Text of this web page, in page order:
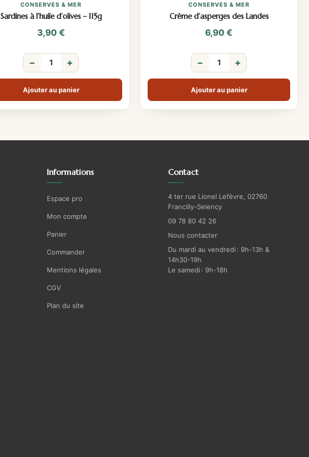
CONSERVES & MER
Sardines à l’huile d’olives – 115g
3,90 €
− +
Ajouter au panier
CONSERVES & MER
Crème d’asperges des Landes
6,90 €
− +
Ajouter au panier
Informations
Espace pro
Mon compte
Panier
Commander
Mentions légales
CGV
Plan du site
Contact
4 ter rue Lionel Lefèvre, 02760
Francilly-Selency
09 78 80 42 26
Nous contacter
Du mardi au vendredi : 9h-13h &
14h30-19h
Le samedi : 9h-18h